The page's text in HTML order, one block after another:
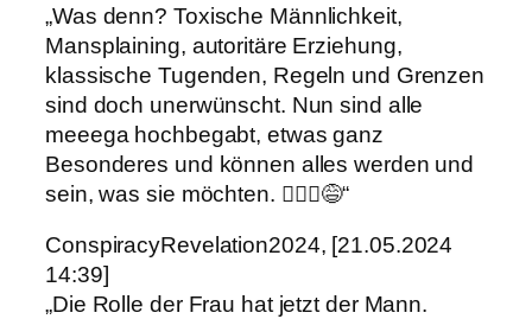
„Was denn? Toxische Männlichkeit,
Mansplaining, autoritäre Erziehung,
klassische Tugenden, Regeln und Grenzen
sind doch unerwünscht. Nun sind alle
meeega hochbegabt, etwas ganz
Besonderes und können alles werden und
sein, was sie möchten. 🤷🏻‍♂️😅“
ConspiracyRevelation2024, [21.05.2024
14:39]
„Die Rolle der Frau hat jetzt der Mann.